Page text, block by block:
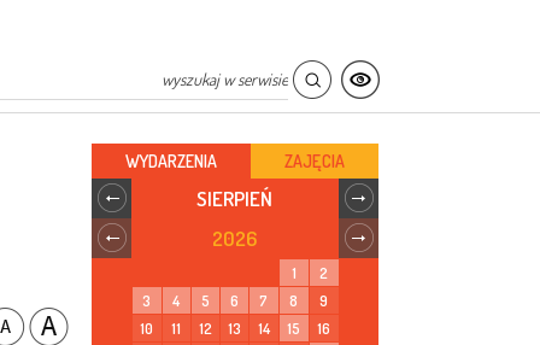
WYDARZENIA ZAJĘCIA
SIERPIEŃ
2026
1
2
3
4 5 6 7 8
9
10
11 12 13 14 15
16